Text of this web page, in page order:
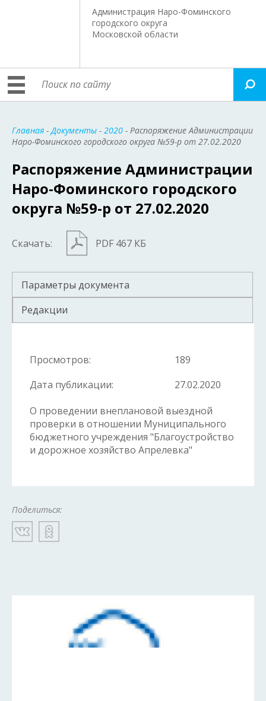
Администрация Наро-Фоминского
городского округа
Московской области
Главная -Документы - 2020 - Распоряжение Администрации
Наро-Фоминского городского округа №59-р от 27.02.2020
Распоряжение Администрации
Наро-Фоминского городского
округа №59-р от 27.02.2020
Скачать: PDF 467 КБ
Параметры документа
Редакции
Просмотров:
189
Дата публикации:
27.02.2020
О проведении внеплановой выездной
проверки в отношении Муниципального
бюджетного учреждения "Благоустройство
и дорожное хозяйство Апрелевка"
Поделиться: